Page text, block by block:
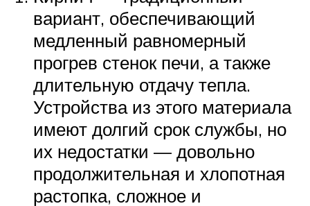
вариант, обеспечивающий
медленный равномерный
прогрев стенок печи, а также
длительную отдачу тепла.
Устройства из этого материала
имеют долгий срок службы, но
их недостатки — довольно
продолжительная и хлопотная
растопка, сложное и